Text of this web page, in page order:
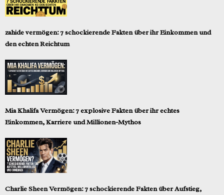
zahide vermögen: 7 schockierende Fakten über ihr Einkommen und
den echten Reichtum
Mia Khalifa Vermögen: 7 explosive Fakten über ihr echtes
Einkommen, Karriere und Millionen-Mythos
Charlie Sheen Vermögen: 7 schockierende Fakten über Aufstieg,